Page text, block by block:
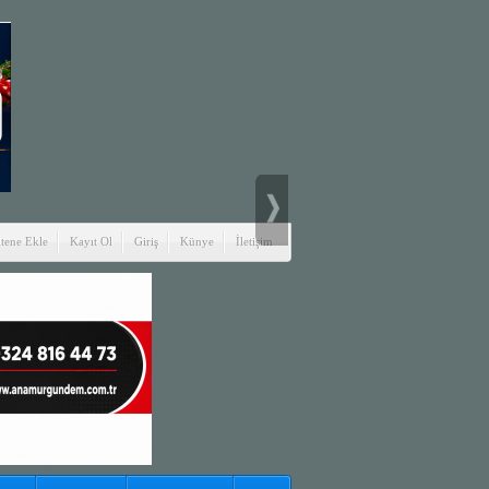
Ekle Kayıt Ol Giriş Künye İletişim